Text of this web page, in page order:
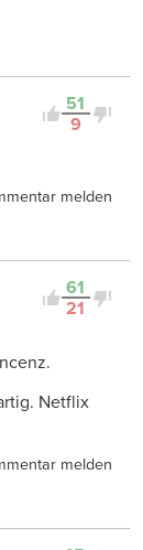
51
9
melden
61
21
Netflix
melden